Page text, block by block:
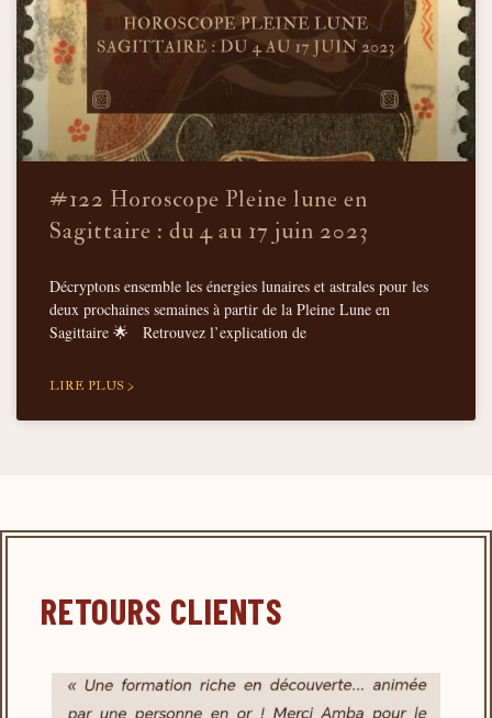
#122 Horoscope Pleine lune en
Sagittaire : du 4 au 17 juin 2023
Décryptons ensemble les énergies lunaires et astrales pour les
deux prochaines semaines à partir de la Pleine Lune en
Sagittaire 🌟 Retrouvez l’explication de
LIRE PLUS >
RETOURS CLIENTS